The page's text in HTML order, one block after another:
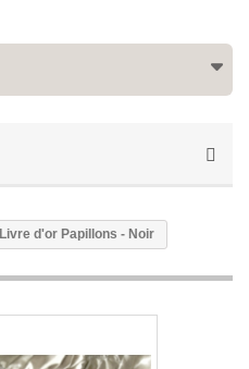
Livre d'or Papillons - Noir